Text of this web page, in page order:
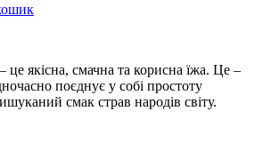
це якісна, смачна та корисна їжа. Це –
поєднує у собі простоту
смак страв народів світу.